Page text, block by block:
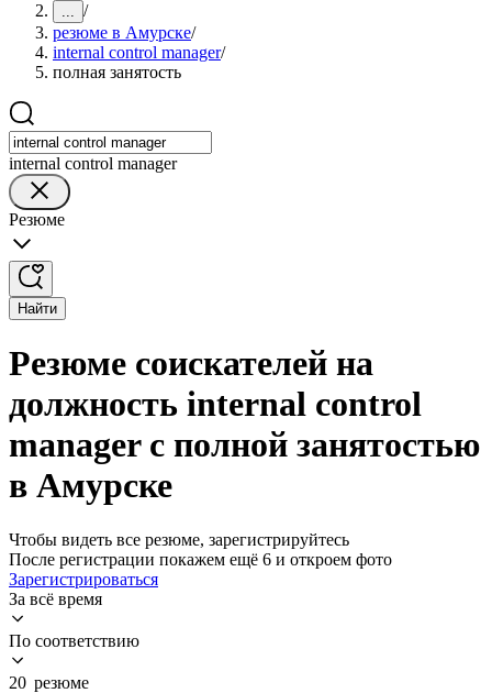
... /
резюме в Амурске/
internal control manager/
полная занятость
internal control manager
Резюме
Найти
Резюме соискателей на
должность internal control
manager с полной занятостью
в Амурске
Чтобы видеть все резюме, зарегистрируйтесь
После регистрации покажем ещё 6 и откроем фото
Зарегистрироваться
За всё время
По соответствию
20 резюме